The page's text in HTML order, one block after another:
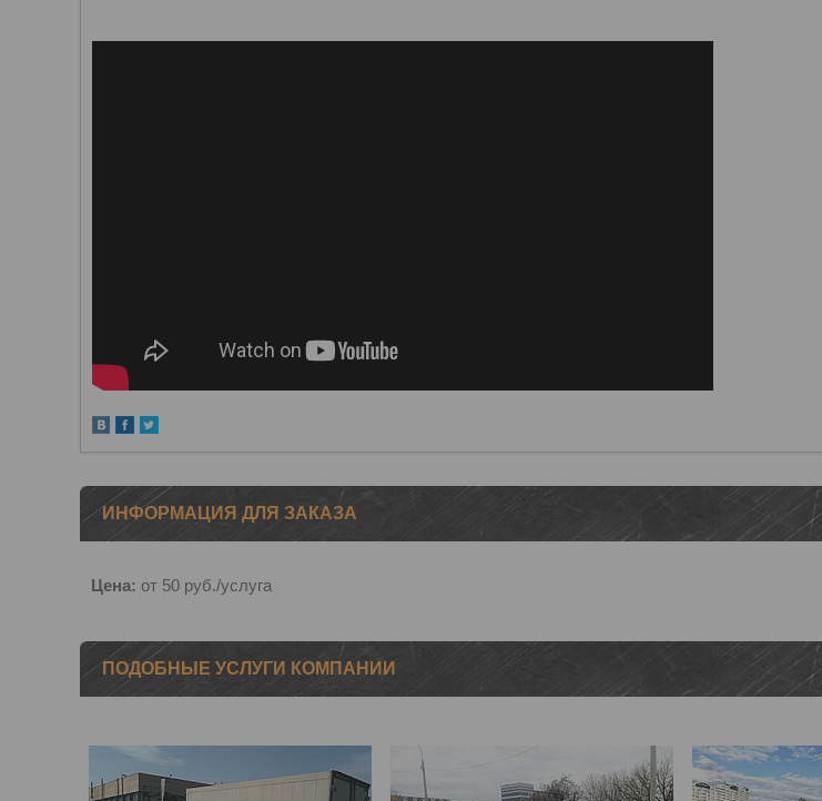
ИНФОРМАЦИЯ ДЛЯ ЗАКАЗА
Цена: от 50 руб./услуга
ПОДОБНЫЕ УСЛУГИ КОМПАНИИ